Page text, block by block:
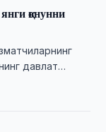
қонунни
давлат